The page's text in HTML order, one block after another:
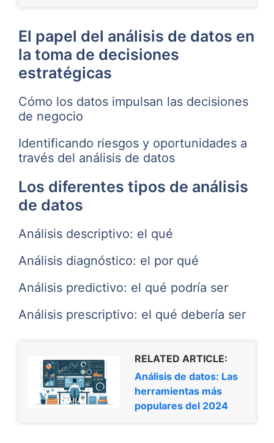
El papel del análisis de datos en
la toma de decisiones
estratégicas
Cómo los datos impulsan las decisiones
de negocio
Identificando riesgos y oportunidades a
través del análisis de datos
Los diferentes tipos de análisis
de datos
Análisis descriptivo: el qué
Análisis diagnóstico: el por qué
Análisis predictivo: el qué podría ser
Análisis prescriptivo: el qué debería ser
RELATED ARTICLE:
Análisis de datos: Las
herramientas más
populares del 2024